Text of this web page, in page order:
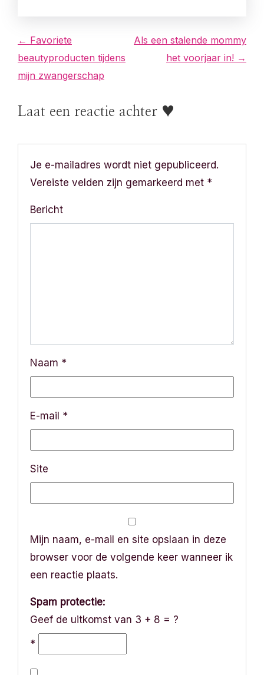
B
e
i
c
← Favoriete
beautyproducten tijdens
mijn zwangerschap
Als een stalende mommy
het voorjaar in! →
Laat een reactie achter ♥
Je e-mailadres wordt niet gepubliceerd.
Vereiste velden zijn gemarkeerd met *
Bericht
Naam *
E-mail *
Site
Mijn naam, e-mail en site opslaan in deze
browser voor de volgende keer wanneer ik
een reactie plaats.
Spam protectie:
Geef de uitkomst van 3 + 8 = ?
*